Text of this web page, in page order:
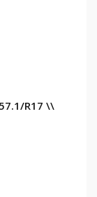
R17 \\